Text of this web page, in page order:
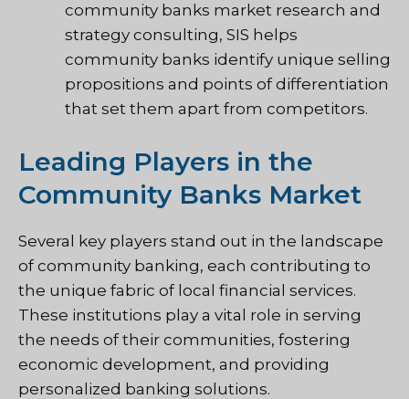
community banks market research and
strategy consulting, SIS helps
community banks identify unique selling
propositions and points of differentiation
that set them apart from competitors.
Leading Players in the
Community Banks Market
Several key players stand out in the landscape
of community banking, each contributing to
the unique fabric of local financial services.
These institutions play a vital role in serving
the needs of their communities, fostering
economic development, and providing
personalized banking solutions.